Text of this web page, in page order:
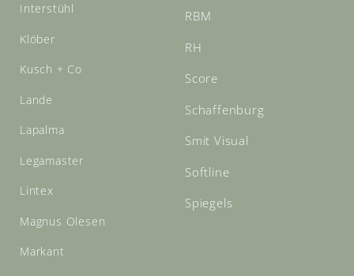
Interstühl
Klöber
Kusch + Co
Lande
Lapalma
Legamaster
Lintex
Magnus Olesen
Markant
RBM
RH
Score
Schaffenburg
Smit Visual
Softline
Spiegels